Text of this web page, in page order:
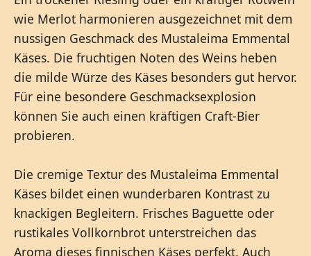
wie Merlot harmonieren ausgezeichnet mit dem
nussigen Geschmack des Mustaleima Emmental
Käses. Die fruchtigen Noten des Weins heben
die milde Würze des Käses besonders gut hervor.
Für eine besondere Geschmacksexplosion
können Sie auch einen kräftigen Craft-Bier
probieren.
Die cremige Textur des Mustaleima Emmental
Käses bildet einen wunderbaren Kontrast zu
knackigen Begleitern. Frisches Baguette oder
rustikales Vollkornbrot unterstreichen das
Aroma dieses finnischen Käses perfekt. Auch